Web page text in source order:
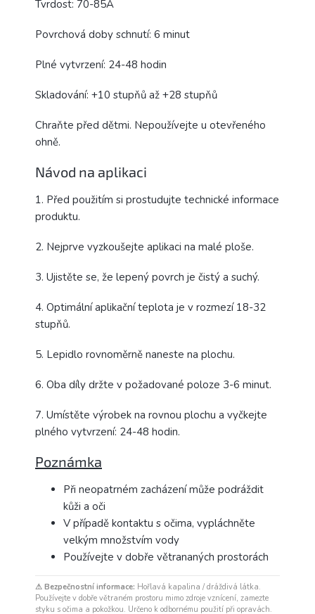
Tvrdost: 70-85A
Povrchová doby schnutí: 6 minut
Plné vytvrzení: 24-48 hodin
Skladování: +10 stupňů až +28 stupňů
Chraňte před dětmi. Nepoužívejte u otevřeného
ohně.
Návod na aplikaci
1. Před použitím si prostudujte technické informace
produktu.
2. Nejprve vyzkoušejte aplikaci na malé ploše.
3. Ujistěte se, že lepený povrch je čistý a suchý.
4. Optimální aplikační teplota je v rozmezí 18-32
stupňů.
5. Lepidlo rovnoměrně naneste na plochu.
6. Oba díly držte v požadované poloze 3-6 minut.
7. Umístěte výrobek na rovnou plochu a vyčkejte
plného vytvrzení: 24-48 hodin.
Poznámka
Při neopatrném zacházení může podráždit
kůži a oči
V případě kontaktu s očima, vypláchněte
velkým množstvím vody
Používejte v dobře větrananých prostorách
⚠ Bezpečnostní informace: Hořlavá kapalina / dráždivá látka.
Používejte v dobře větraném prostoru mimo zdroje vznícení, zamezte
styku s očima a pokožkou. Určeno k odbornému použití při opravách.